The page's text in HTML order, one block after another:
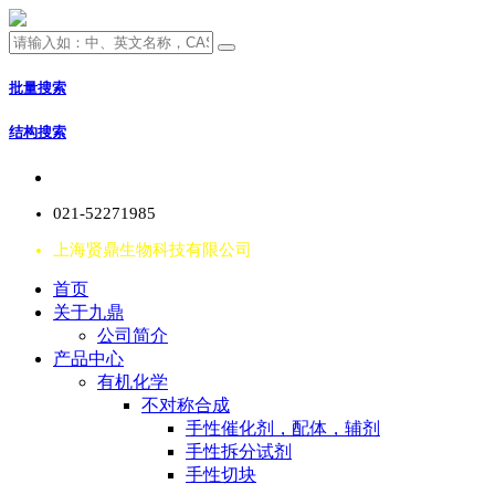
批量搜索
结构搜索
021-52271985
上海贤鼎生物科技有限公司
首页
关于九鼎
公司简介
产品中心
有机化学
不对称合成
手性催化剂，配体，辅剂
手性拆分试剂
手性切块